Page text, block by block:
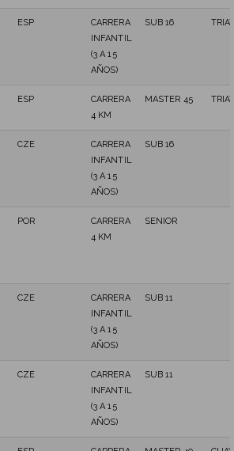
ESP
CARRERA
INFANTIL
(3 A 15
AÑOS)
SUB 16
ESP
CARRERA
4 KM
MASTER 45
CZE
CARRERA
INFANTIL
(3 A 15
AÑOS)
SUB 16
POR
CARRERA
4 KM
SENIOR
CZE
CARRERA
INFANTIL
(3 A 15
AÑOS)
SUB 11
CZE
CARRERA
INFANTIL
(3 A 15
AÑOS)
SUB 11